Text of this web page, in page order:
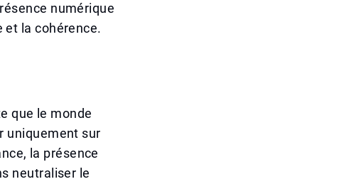
numérique
et la cohérence.
que le monde
uniquement sur
la présence
neutraliser le